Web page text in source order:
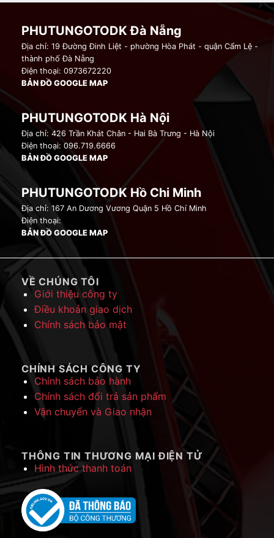
PHUTUNGOTODK Đà Nẵng
Địa chỉ: 19 Đường Đinh Liệt - phường Hòa Phát - quận Cẩm Lệ -
thành phố Đà Nẵng
Điện thoại: 0973672220
BẢN ĐỒ GOOGLE MAP
PHUTUNGOTODK Hà Nội
Địa chỉ: 426 Trần Khát Chân - Hai Bà Trưng - Hà Nội
Điện thoại: 096.719.6666
BẢN ĐỒ GOOGLE MAP
PHUTUNGOTODK Hồ Chi Minh
Địa chỉ: 167 An Dương Vương Quận 5 Hồ Chí Minh
Điện thoại:
BẢN ĐỒ GOOGLE MAP
VỀ CHÚNG TÔI
Giới thiệu công ty
Điều khoản giao dịch
Chính sách bảo mật
CHÍNH SÁCH CÔNG TY
Chính sách bảo hành
Chính sách đổi trả sản phẩm
Vận chuyển và Giao nhận
THÔNG TIN THƯƠNG MẠI ĐIỆN TỬ
Hình thức thanh toán